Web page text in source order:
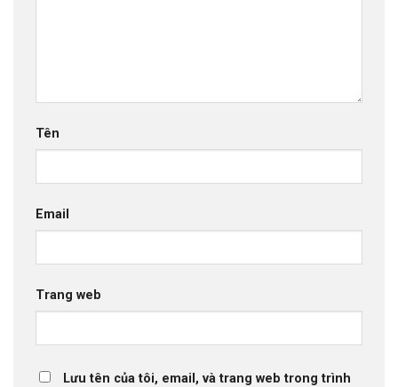
Tên
Email
Trang web
Lưu tên của tôi, email, và trang web trong trình